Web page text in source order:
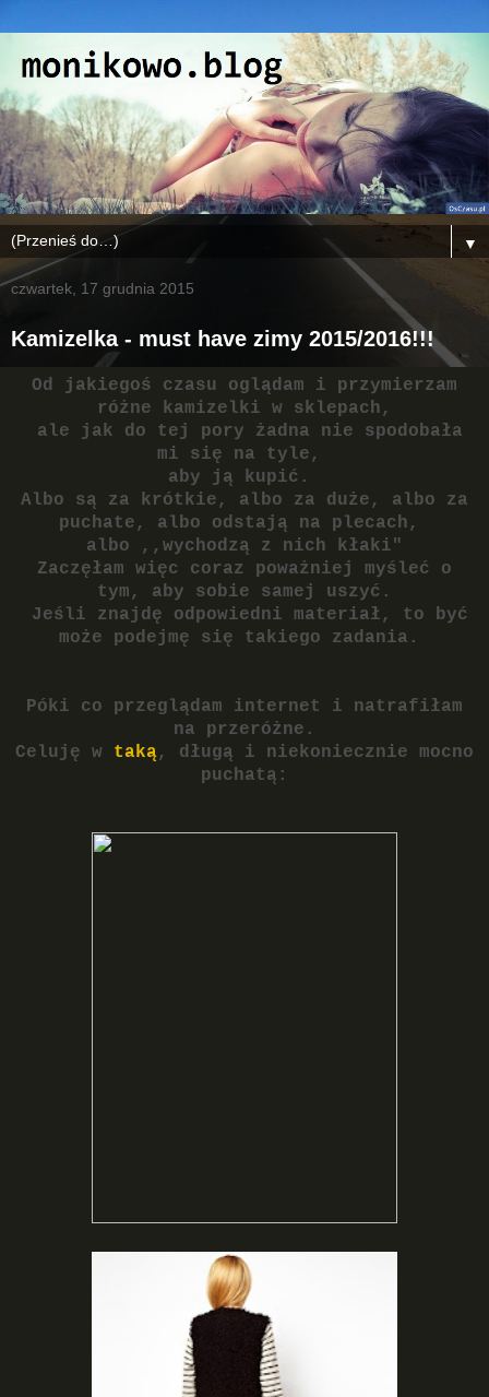
▼
czwartek, 17 grudnia 2015
Kamizelka - must have zimy 2015/2016!!!
Od jakiegoś czasu oglądam i przymierzam
różne kamizelki w sklepach,
ale jak do tej pory żadna nie spodobała
mi się na tyle,
aby ją kupić.
Albo są za krótkie, albo za duże, albo za
puchate, albo odstają na plecach,
albo ,,wychodzą z nich kłaki"
Zaczęłam więc coraz poważniej myśleć o
tym, aby sobie samej uszyć.
Jeśli znajdę odpowiedni materiał, to być
może podejmę się takiego zadania.
Póki co przeglądam internet i natrafiłam
na przeróżne.
Celuję w taką, długą i niekoniecznie mocno
puchatą: